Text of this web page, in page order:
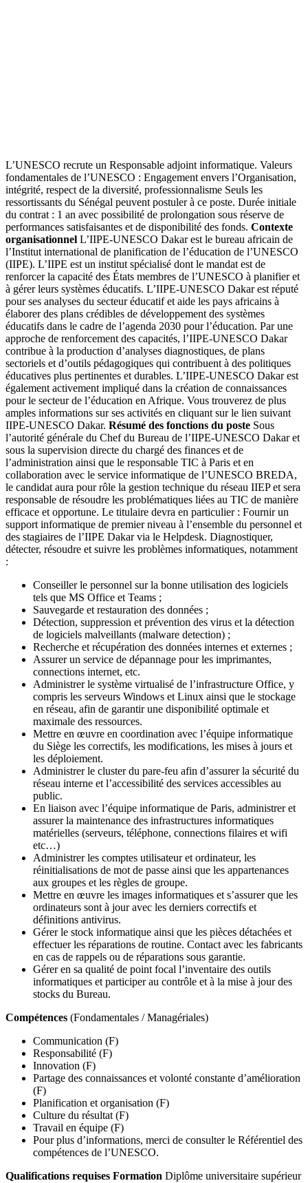
L’UNESCO recrute un Responsable adjoint informatique. Valeurs
fondamentales de l’UNESCO : Engagement envers l’Organisation,
intégrité, respect de la diversité, professionnalisme Seuls les
ressortissants du Sénégal peuvent postuler à ce poste. Durée initiale
du contrat : 1 an avec possibilité de prolongation sous réserve de
performances satisfaisantes et de disponibilité des fonds. Contexte
organisationnel L’IIPE-UNESCO Dakar est le bureau africain de
l’Institut international de planification de l’éducation de l’UNESCO
(IIPE). L’IIPE est un institut spécialisé dont le mandat est de
renforcer la capacité des États membres de l’UNESCO à planifier et
à gérer leurs systèmes éducatifs. L’IIPE-UNESCO Dakar est réputé
pour ses analyses du secteur éducatif et aide les pays africains à
élaborer des plans crédibles de développement des systèmes
éducatifs dans le cadre de l’agenda 2030 pour l’éducation. Par une
approche de renforcement des capacités, l’IIPE-UNESCO Dakar
contribue à la production d’analyses diagnostiques, de plans
sectoriels et d’outils pédagogiques qui contribuent à des politiques
éducatives plus pertinentes et durables. L’IIPE-UNESCO Dakar est
également activement impliqué dans la création de connaissances
pour le secteur de l’éducation en Afrique. Vous trouverez de plus
amples informations sur ses activités en cliquant sur le lien suivant
IIPE-UNESCO Dakar. Résumé des fonctions du poste Sous
l’autorité générale du Chef du Bureau de l’IIPE-UNESCO Dakar et
sous la supervision directe du chargé des finances et de
l’administration ainsi que le responsable TIC à Paris et en
collaboration avec le service informatique de l’UNESCO BREDA,
le candidat aura pour rôle la gestion technique du réseau IIEP et sera
responsable de résoudre les problématiques liées au TIC de manière
efficace et opportune. Le titulaire devra en particulier : Fournir un
support informatique de premier niveau à l’ensemble du personnel et
des stagiaires de l’IIPE Dakar via le Helpdesk. Diagnostiquer,
détecter, résoudre et suivre les problèmes informatiques, notamment
:
Conseiller le personnel sur la bonne utilisation des logiciels
tels que MS Office et Teams ;
Sauvegarde et restauration des données ;
Détection, suppression et prévention des virus et la détection
de logiciels malveillants (malware detection) ;
Recherche et récupération des données internes et externes ;
Assurer un service de dépannage pour les imprimantes,
connections internet, etc.
Administrer le système virtualisé de l’infrastructure Office, y
compris les serveurs Windows et Linux ainsi que le stockage
en réseau, afin de garantir une disponibilité optimale et
maximale des ressources.
Mettre en œuvre en coordination avec l’équipe informatique
du Siège les correctifs, les modifications, les mises à jours et
les déploiement.
Administrer le cluster du pare-feu afin d’assurer la sécurité du
réseau interne et l’accessibilité des services accessibles au
public.
En liaison avec l’équipe informatique de Paris, administrer et
assurer la maintenance des infrastructures informatiques
matérielles (serveurs, téléphone, connections filaires et wifi
etc…)
Administrer les comptes utilisateur et ordinateur, les
réinitialisations de mot de passe ainsi que les appartenances
aux groupes et les règles de groupe.
Mettre en œuvre les images informatiques et s’assurer que les
ordinateurs sont à jour avec les derniers correctifs et
définitions antivirus.
Gérer le stock informatique ainsi que les pièces détachées et
effectuer les réparations de routine. Contact avec les fabricants
en cas de rappels ou de réparations sous garantie.
Gérer en sa qualité de point focal l’inventaire des outils
informatiques et participer au contrôle et à la mise à jour des
stocks du Bureau.
Compétences (Fondamentales / Managériales)
Communication (F)
Responsabilité (F)
Innovation (F)
Partage des connaissances et volonté constante d’amélioration
(F)
Planification et organisation (F)
Culture du résultat (F)
Travail en équipe (F)
Pour plus d’informations, merci de consulter le Référentiel des
compétences de l’UNESCO.
Qualifications requises Formation Diplôme universitaire supérieur